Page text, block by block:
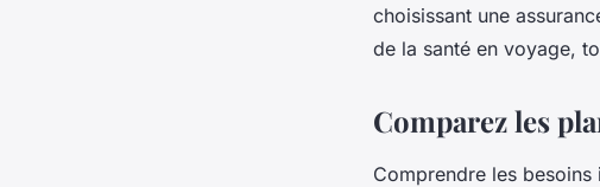
choisissant une
de la santé en voyage,
Comparez les
Comprendre les